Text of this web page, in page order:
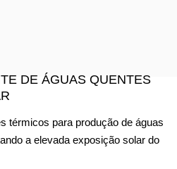
DE ÁGUAS QUENTES
térmicos para produção de águas
a elevada exposição solar do